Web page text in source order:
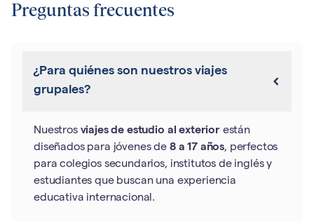
Preguntas frecuentes
¿Para quiénes son nuestros viajes
grupales?
Nuestros viajes de estudio al exteriorestán
diseñados para jóvenes de 8 a 17 años, perfectos
para colegios secundarios, institutos de inglés y
estudiantes que buscan una experiencia
educativa internacional.